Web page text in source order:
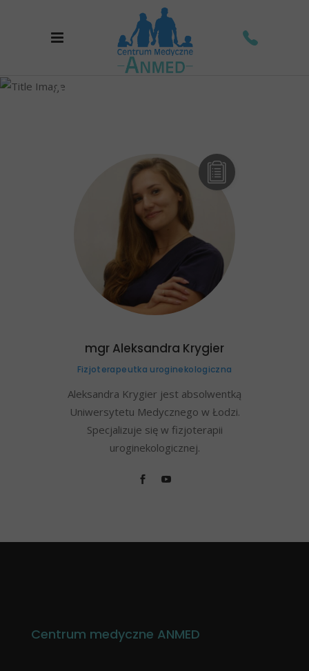
Archive
mgr Aleksandra Krygier
Fizjoterapeutka uroginekologiczna
Aleksandra Krygier jest absolwentką
Uniwersytetu Medycznego w Łodzi.
Specjalizuje się w fizjoterapii
uroginekologicznej.
Centrum medyczne ANMED